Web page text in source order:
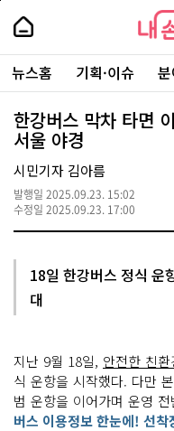
본
로
가
내
손
안
에
서
울
-
서
울
시
대
표
소
통
포
내
손
에
울
주
요
서
뉴스홈 기획·이슈
한강버스 막차 타면
서울 야경
시민기자 김아름
발행일 2025.09.23. 15:02
수정일 2025.09.23. 17:00
18일 한강버스 정식
대
지난 9월 18일, 안전한 친
식 운항을 시작했다. 다만
범 운항을 이어가며 운영
버스 이용정보 한눈에! 선착
페
상
단
로